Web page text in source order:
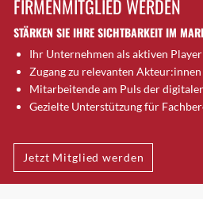
Brugg AG
Brütten
Bubendorf
Bubikon
Buchs (SG)
Bäretswil
Bülach
Cazis
FIRMENMITGLIED WERDEN
STÄRKEN SIE IHRE SICHTBARKEIT IM
Ihr Unternehmen als aktiven
Zugang zu relevanten
Mitarbeitende am Puls der
Gezielte Unterstützung für
Jetzt Mitglied werden